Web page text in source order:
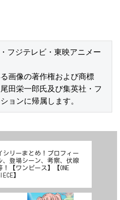
フジテレビ・東映アニメー
画像の著作権および商標
田栄一郎氏及び集英社・フ
ョンに帰属します。
シリーまとめ！プロフィー
、登場シーン、考察、伏線
！【ワンピース】【ONE
】